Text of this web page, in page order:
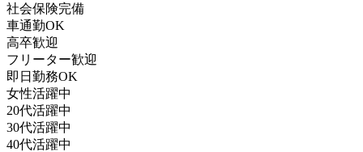
社会保険完備
車通勤OK
高卒歓迎
フリーター歓迎
即日勤務OK
女性活躍中
20代活躍中
30代活躍中
40代活躍中